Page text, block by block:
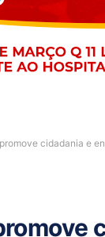
cidadania e